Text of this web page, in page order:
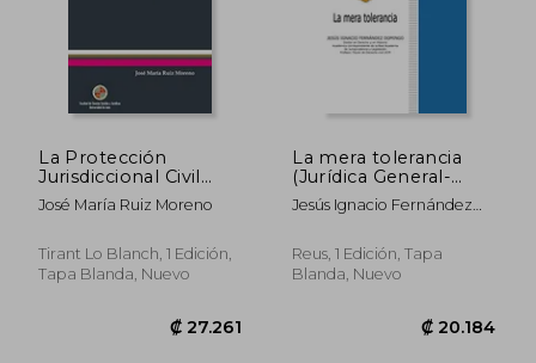
La Protección
Jurisdiccional Civil
Frente a la Publicidad
Ilícita (Monografías)
José María Ruiz Moreno
Tirant Lo Blanch, 1 Edición,
Tapa Blanda, Nuevo
La mera tolerancia
(Jurídica General-
Monografías)
Jesús Ignacio Fernández
Reus, 1 Edición, Tapa
Blanda, Nuevo